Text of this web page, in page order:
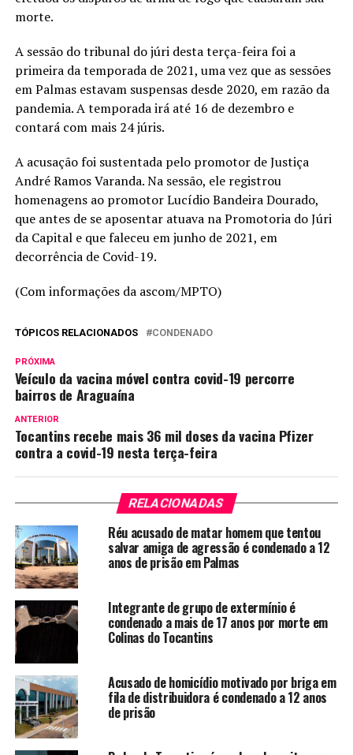
morte.
A sessão do tribunal do júri desta terça-feira foi a
primeira da temporada de 2021, uma vez que as sessões
em Palmas estavam suspensas desde 2020, em razão da
pandemia. A temporada irá até 16 de dezembro e
contará com mais 24 júris.
A acusação foi sustentada pelo promotor de Justiça
André Ramos Varanda. Na sessão, ele registrou
homenagens ao promotor Lucídio Bandeira Dourado,
que antes de se aposentar atuava na Promotoria do Júri
da Capital e que faleceu em junho de 2021, em
decorrência de Covid-19.
(Com informações da ascom/MPTO)
TÓPICOS RELACIONADOS CONDENADO
PRÓXIMA
Veículo da vacina móvel contra covid-19 percorre
bairros de Araguaína
ANTERIOR
Tocantins recebe mais 36 mil doses da vacina Pfizer
contra a covid-19 nesta terça-feira
RELACIONADAS
Réu acusado de matar homem que tentou
salvar amiga de agressão é condenado a 12
anos de prisão em Palmas
Integrante de grupo de extermínio é
condenado a mais de 17 anos por morte em
Colinas do Tocantins
Acusado de homicídio motivado por briga em
fila de distribuidora é condenado a 12 anos
de prisão